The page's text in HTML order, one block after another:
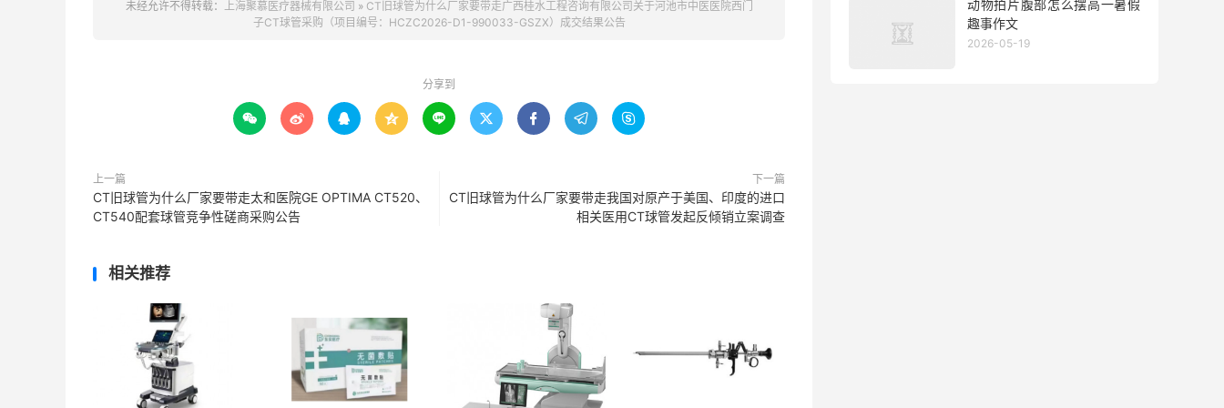
未经允许不得转载： 上海聚慕医疗器械有限公司 » CT旧球管为什么厂家要带走广西桂水工程咨询有限公司关于河池市中医医院西门
子CT球管采购（项目编号：HCZC2026-D1-990033-GSZX）成交结果公告
分享到
        
上一篇
CT旧球管为什么厂家要带走太和医院GE OPTIMA CT520、
CT540配套球管竞争性磋商采购公告
下一篇
CT旧球管为什么厂家要带走我国对原产于美国、印度的进口
相关医用CT球管发起反倾销立案调查
相关推荐
取高浓度氧气.减压时.分子筛将
所吸附的氮气排放.整个
动物拍片腹部怎么摆高一暑假
趣事作文
2026-05-19